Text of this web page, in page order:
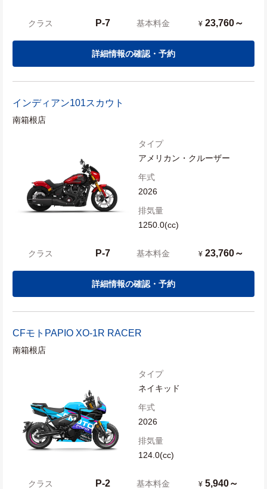
クラス P-7 基本料金 ¥ 23,760～
詳細情報の確認・予約
インディアン101スカウト
南箱根店
タイプ
アメリカン・クルーザー
年式
2026
排気量
1250.0(cc)
クラス P-7 基本料金 ¥ 23,760～
詳細情報の確認・予約
CFモト PAPIO XO-1R RACER
南箱根店
タイプ
ネイキッド
年式
2026
排気量
124.0(cc)
クラス P-2 基本料金 ¥ 5,940～